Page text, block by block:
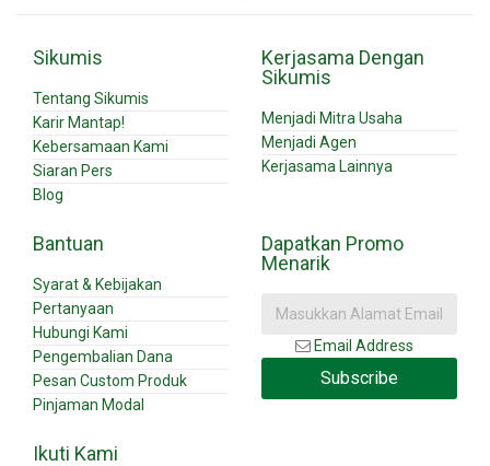
Sikumis
Tentang Sikumis
Karir Mantap!
Kebersamaan Kami
Siaran Pers
Blog
Kerjasama Dengan
Sikumis
Menjadi Mitra Usaha
Menjadi Agen
Kerjasama Lainnya
Bantuan
Syarat & Kebijakan
Pertanyaan
Hubungi Kami
Pengembalian Dana
Pesan Custom Produk
Pinjaman Modal
Dapatkan Promo
Menarik
Email Address
Subscribe
Ikuti Kami